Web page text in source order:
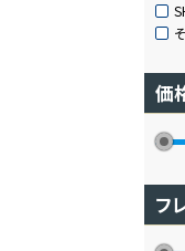
価
フ